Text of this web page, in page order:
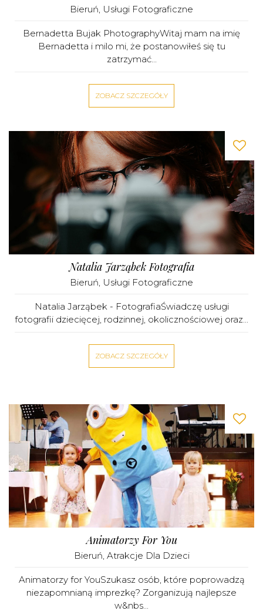
Bieruń, Usługi Fotograficzne
Bernadetta Bujak PhotographyWitaj mam na imię
Bernadetta i milo mi, że postanowiłeś się tu
zatrzymać...
ZOBACZ SZCZEGÓŁY
Natalia Jarząbek Fotografia
Bieruń, Usługi Fotograficzne
Natalia Jarząbek - FotografiaŚwiadczę usługi
fotografii dziecięcej, rodzinnej, okolicznościowej oraz...
ZOBACZ SZCZEGÓŁY
Animatorzy For You
Bieruń, Atrakcje Dla Dzieci
Animatorzy for YouSzukasz osób, które poprowadzą
niezapomnianą imprezkę? Zorganizują najlepsze
w&nbs...